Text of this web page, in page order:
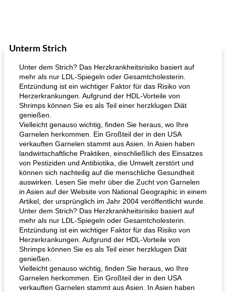
Unterm Strich
Unter dem Strich? Das Herzkrankheitsrisiko basiert auf
mehr als nur LDL-Spiegeln oder Gesamtcholesterin.
Entzündung ist ein wichtiger Faktor für das Risiko von
Herzerkrankungen. Aufgrund der HDL-Vorteile von
Shrimps können Sie es als Teil einer herzklugen Diät
genießen.
Vielleicht genauso wichtig, finden Sie heraus, wo Ihre
Garnelen herkommen. Ein Großteil der in den USA
verkauften Garnelen stammt aus Asien. In Asien haben
landwirtschaftliche Praktiken, einschließlich des Einsatzes
von Pestiziden und Antibiotika, die Umwelt zerstört und
können sich nachteilig auf die menschliche Gesundheit
auswirken. Lesen Sie mehr über die Zucht von Garnelen
in Asien auf der Website von National Geographic in einem
Artikel, der ursprünglich im Jahr 2004 veröffentlicht wurde.
Unter dem Strich? Das Herzkrankheitsrisiko basiert auf
mehr als nur LDL-Spiegeln oder Gesamtcholesterin.
Entzündung ist ein wichtiger Faktor für das Risiko von
Herzerkrankungen. Aufgrund der HDL-Vorteile von
Shrimps können Sie es als Teil einer herzklugen Diät
genießen.
Vielleicht genauso wichtig, finden Sie heraus, wo Ihre
Garnelen herkommen. Ein Großteil der in den USA
verkauften Garnelen stammt aus Asien. In Asien haben